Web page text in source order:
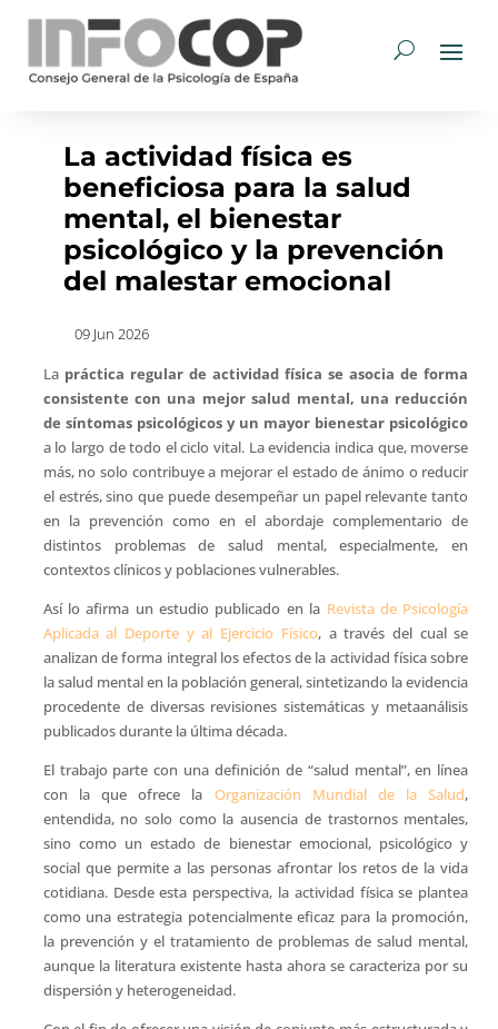
La actividad física es
beneficiosa para la salud
mental, el bienestar
psicológico y la prevención
del malestar emocional
09 Jun 2026
La práctica regular de actividad física se asocia de forma
consistente con una mejor salud mental, una reducción
de síntomas psicológicos y un mayor bienestar psicológico
a lo largo de todo el ciclo vital. La evidencia indica que, moverse
más, no solo contribuye a mejorar el estado de ánimo o reducir
el estrés, sino que puede desempeñar un papel relevante tanto
en la prevención como en el abordaje complementario de
distintos problemas de salud mental, especialmente, en
contextos clínicos y poblaciones vulnerables.
Así lo afirma un estudio publicado en la Revista de Psicología
Aplicada al Deporte y al Ejercicio Físico, a través del cual se
analizan de forma integral los efectos de la actividad física sobre
la salud mental en la población general, sintetizando la evidencia
procedente de diversas revisiones sistemáticas y metaanálisis
publicados durante la última década.
El trabajo parte con una definición de “salud mental”, en línea
con la que ofrece la Organización Mundial de la Salud,
entendida, no solo como la ausencia de trastornos mentales,
sino como un estado de bienestar emocional, psicológico y
social que permite a las personas afrontar los retos de la vida
cotidiana. Desde esta perspectiva, la actividad física se plantea
como una estrategia potencialmente eficaz para la promoción,
la prevención y el tratamiento de problemas de salud mental,
aunque la literatura existente hasta ahora se caracteriza por su
dispersión y heterogeneidad.